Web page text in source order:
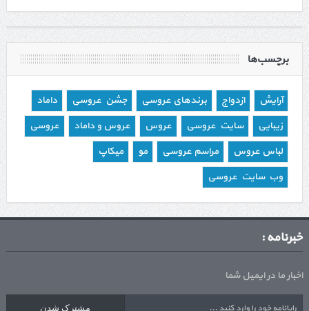
برچسب‌ها
آرایش ازدواج برندهای عروسی جشن عروسی
داماد
زیبایی
سایت عروسی عروس عروس و داماد
عروسی
لباس عروس
مراسم عروسی مو
میکاپ
وب سایت عروسی
خبرنامه :
اخبار ما در ایمیل شما
مشترک شدن